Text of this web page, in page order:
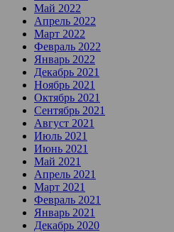
Май 2022
Апрель 2022
Март 2022
Февраль 2022
Январь 2022
Декабрь 2021
Ноябрь 2021
Октябрь 2021
Сентябрь 2021
Август 2021
Июль 2021
Июнь 2021
Май 2021
Апрель 2021
Март 2021
Февраль 2021
Январь 2021
Декабрь 2020